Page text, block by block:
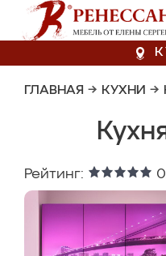
ГЛАВНАЯ → КУХНИ →
Рейтинг: